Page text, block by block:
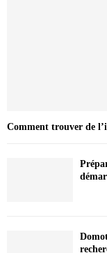
Comment trouver de